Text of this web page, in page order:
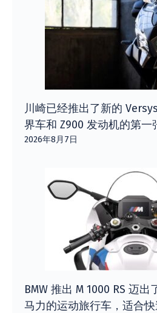
川崎已经推出了新的
界车和 Z900 发动机的第一
2026年8月7日
BMW 推出 M 1000 RS 迈
马力的运动旅行车，适合